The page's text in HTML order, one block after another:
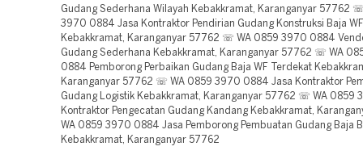
Gudang Sederhana Wilayah Kebakkramat, Karanganyar 57762
3970 0884 Jasa Kontraktor Pendirian Gudang Konstruksi Baja
Kebakkramat, Karanganyar 57762 ☏ WA 0859 3970 0884
Gudang Sederhana Kebakkramat, Karanganyar 57762 ☏ WA
0884 Pemborong Perbaikan Gudang Baja WF Terdekat
Karanganyar 57762 ☏ WA 0859 3970 0884 Jasa Kontraktor
Gudang Logistik Kebakkramat, Karanganyar 57762 ☏ WA 0859
Kontraktor Pengecatan Gudang Kandang Kebakkramat,
WA 0859 3970 0884 Jasa Pemborong Pembuatan Gudang Baja
Kebakkramat, Karanganyar 57762